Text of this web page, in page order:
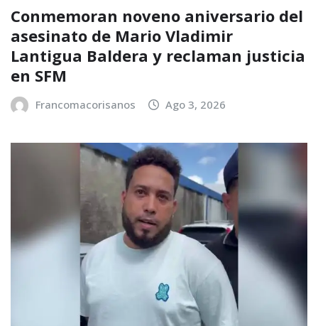
Conmemoran noveno aniversario del
asesinato de Mario Vladimir
Lantigua Baldera y reclaman justicia
en SFM
Francomacorisanos Ago 3, 2026